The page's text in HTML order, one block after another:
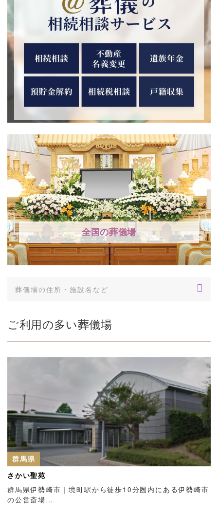
全国の葬儀場
ご利用の多い葬儀場
群馬県
さかい聖苑
群馬県伊勢崎市｜境町駅から徒歩10分圏内にある伊勢崎市
の公営斎場…